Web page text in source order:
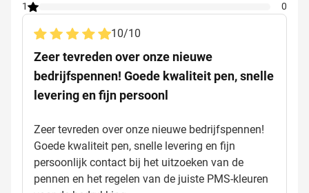
1
0
10/10
Zeer tevreden over onze nieuwe
bedrijfspennen! Goede kwaliteit pen, snelle
levering en fijn persoonl
Zeer tevreden over onze nieuwe bedrijfspennen!
Goede kwaliteit pen, snelle levering en fijn
persoonlijk contact bij het uitzoeken van de
pennen en het regelen van de juiste PMS-kleuren